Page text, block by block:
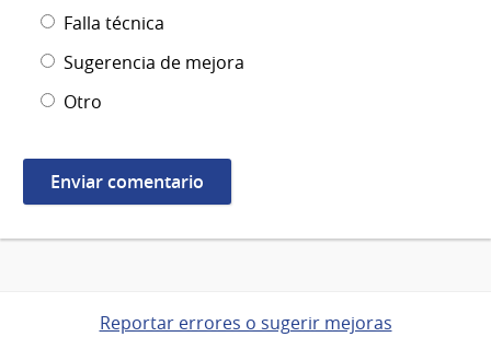
Falla técnica
Sugerencia de mejora
Otro
Reportar errores o sugerir mejoras